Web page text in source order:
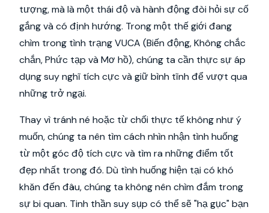
tượng, mà là một thái độ và hành động đòi hỏi sự cố
gắng và có định hướng. Trong một thế giới đang
chìm trong tình trạng VUCA (Biến động, Không chắc
chắn, Phức tạp và Mơ hồ), chúng ta cần thực sự áp
dụng suy nghĩ tích cực và giữ bình tĩnh để vượt qua
những trở ngại.
Thay vì tránh né hoặc từ chối thực tế không như ý
muốn, chúng ta nên tìm cách nhìn nhận tình huống
từ một góc độ tích cực và tìm ra những điểm tốt
đẹp nhất trong đó. Dù tình huống hiện tại có khó
khăn đến đâu, chúng ta không nên chìm đắm trong
sự bi quan. Tinh thần suy sụp có thể sẽ "hạ gục" bạn